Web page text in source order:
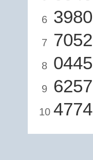
6 3980
7 7052
8 0445
9 6257
10 4774